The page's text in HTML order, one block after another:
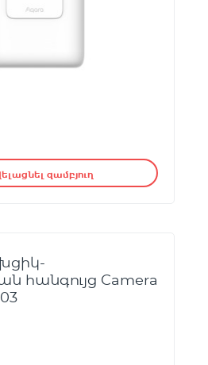
զամբյուղ
հանգույց Camera